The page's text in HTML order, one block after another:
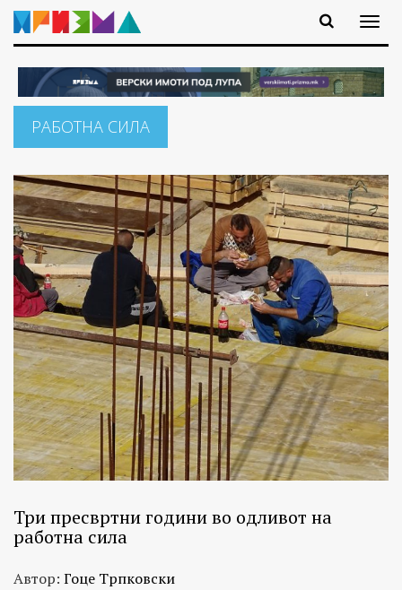
РАБОТНА СИЛА
Три пресвртни години во одливот на
работна сила
Автор: Гоце Трпковски